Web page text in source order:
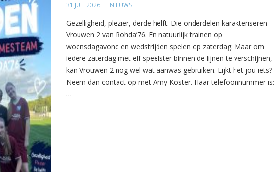
31 JULI 2026 | NIEUWS
Gezelligheid, plezier, derde helft. Die onderdelen karakteriseren
Vrouwen 2 van Rohda’76. En natuurlijk trainen op
woensdagavond en wedstrijden spelen op zaterdag. Maar om
iedere zaterdag met elf speelster binnen de lijnen te verschijnen,
kan Vrouwen 2 nog wel wat aanwas gebruiken. Lijkt het jou iets?
Neem dan contact op met Amy Koster. Haar telefoonnummer is:
…